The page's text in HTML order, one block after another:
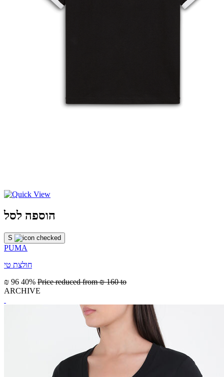
הוספה לסל
S
PUMA
חולצת טי
₪ 96 40% Price reduced from₪ 160 to
ARCHIVE